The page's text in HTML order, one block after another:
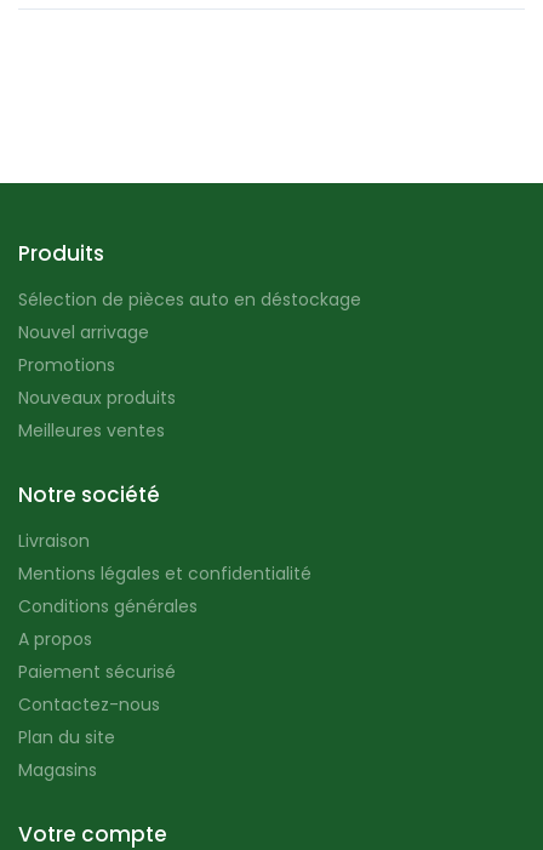
Produits
Sélection de pièces auto en déstockage
Nouvel arrivage
Promotions
Nouveaux produits
Meilleures ventes
Notre société
Livraison
Mentions légales et confidentialité
Conditions générales
A propos
Paiement sécurisé
Contactez-nous
Plan du site
Magasins
Votre compte